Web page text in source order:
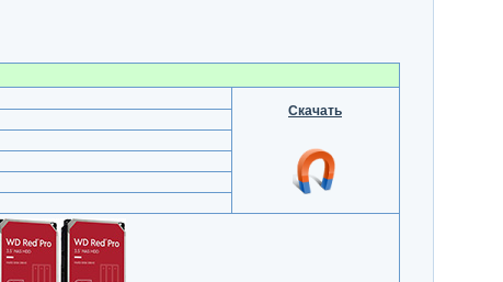
Скачать